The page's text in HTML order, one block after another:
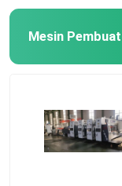
Mesin